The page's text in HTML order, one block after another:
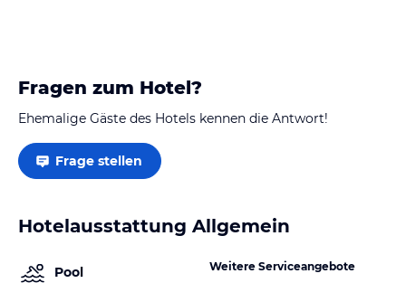
Fragen zum Hotel?
Ehemalige Gäste des Hotels kennen die Antwort!
Frage stellen
Hotelausstattung Allgemein
Pool
Weitere Serviceangebote